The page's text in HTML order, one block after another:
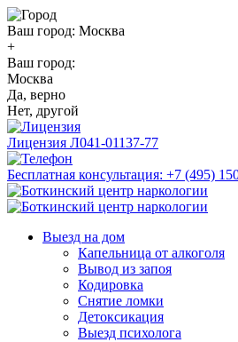
Ваш город: Москва
+
Ваш город:
Москва
Да, верно
Нет, другой
Лицензия Л041-01137-77
Бесплатная консультация: +7 (495)
Выезд на дом
Капельница от алкоголя
Вывод из запоя
Кодировка
Снятие ломки
Детоксикация
Выезд психолога